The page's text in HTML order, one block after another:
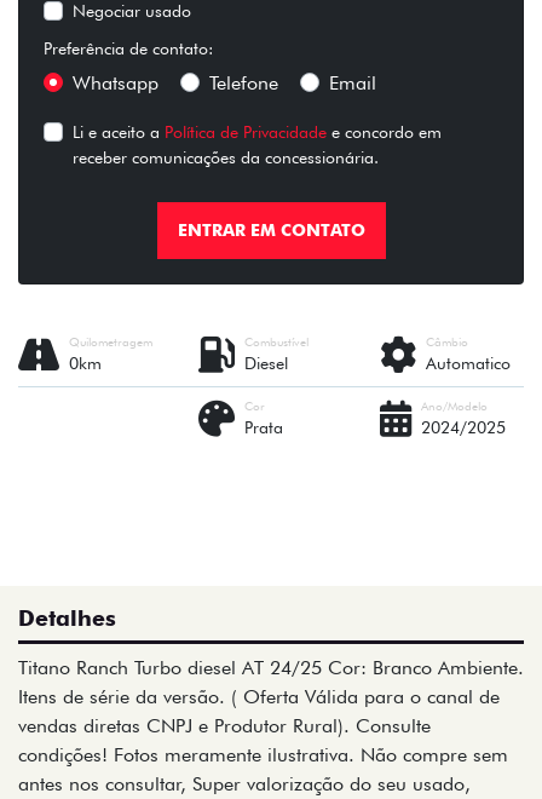
Negociar usado
Preferência de contato:
Whatsapp Telefone Email
Li e aceito a Política de Privacidade e concordo em
receber comunicações da concessionária.
ENTRAR EM CONTATO
Câmbio
Automatico
Combustível
Diesel
Quilometragem
0km
Ano/Modelo
2024/2025
Cor
Prata
Detalhes
Titano Ranch Turbo diesel AT 24/25 Cor: Branco Ambiente.
Itens de série da versão. ( Oferta Válida para o canal de
vendas diretas CNPJ e Produtor Rural). Consulte
condições! Fotos meramente ilustrativa. Não compre sem
antes nos consultar, Super valorização do seu usado,